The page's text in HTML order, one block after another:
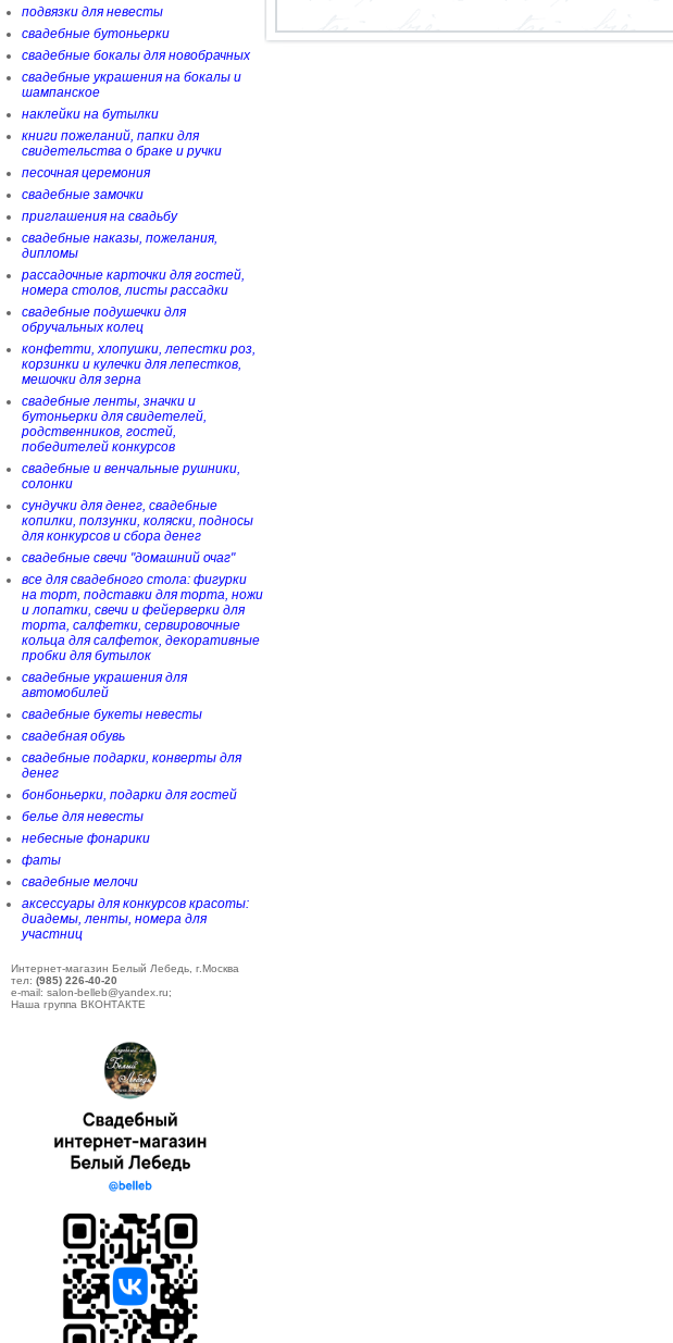
подвязки для невесты
свадебные бутоньерки
свадебные бокалы для новобрачных
свадебные украшения на бокалы и
шампанское
наклейки на бутылки
книги пожеланий, папки для
свидетельства о браке и ручки
песочная церемония
свадебные замочки
приглашения на свадьбу
свадебные наказы, пожелания,
дипломы
рассадочные карточки для гостей,
номера столов, листы рассадки
свадебные подушечки для
обручальных колец
конфетти, хлопушки, лепестки роз,
корзинки и кулечки для лепестков,
мешочки для зерна
свадебные ленты, значки и
бутоньерки для свидетелей,
родственников, гостей,
победителей конкурсов
свадебные и венчальные рушники,
солонки
сундучки для денег, свадебные
копилки, ползунки, коляски, подносы
для конкурсов и сбора денег
свадебные свечи "домашний очаг"
все для свадебного стола: фигурки
на торт, подставки для торта, ножи
и лопатки, свечи и фейерверки для
торта, салфетки, сервировочные
кольца для салфеток, декоративные
пробки для бутылок
свадебные украшения для
автомобилей
свадебные букеты невесты
свадебная обувь
свадебные подарки, конверты для
денег
бонбоньерки, подарки для гостей
белье для невесты
небесные фонарики
фаты
свадебные мелочи
аксессуары для конкурсов красоты:
диадемы, ленты, номера для
участниц
Интернет-магазин Белый Лебедь, г.Москва
тел: (985) 226-40-20
e-mail: salon-belleb@yandex.ru;
Наша группа ВКОНТАКТЕ